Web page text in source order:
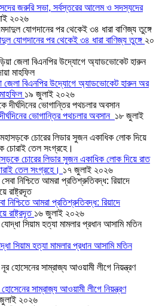
জরুরি সভা, সর্বস্তরের আলেম ও সদস্যদের
২০২৬
যোগদানের পর থেকেই ৩৪ ধারা বাণিজ্য তুঙ্গে ২০
জেলা বিএনপির উদ্যোগে অ্যাডভোকেট হারুন অর
১৯ জুলাই ২০২৬
ভোগান্তির পথচলার অবসান ১৮ জুলাই
চোরের লিডার সুজন একাধিক লোক দিয়ে রাত
তেল সংগ্রহে। ১৭ জুলাই ২০২৬
নিশ্চিতে আমরা প্রতিশ্রুতিবদ্ধ: রিয়াদে
রাষ্ট্রদূত ১৬ জুলাই ২০২৬
সিয়াম হত্যা মামলার প্রধান আসামি মতিন
হোসেনের সাম্রাজ্য আওয়ামী লীগে নিয়ন্ত্রণ
২০২৬